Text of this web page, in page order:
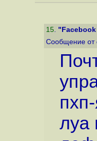
15.
Сообщение от
луа